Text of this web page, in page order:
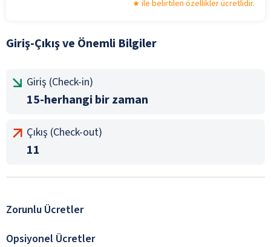
ile belirtilen özellikler ücretlidir.
Giriş-Çıkış ve Önemli Bilgiler
Giriş (Check-in)
15-herhangi bir zaman
Çıkış (Check-out)
11
Zorunlu Ücretler
Opsiyonel Ücretler